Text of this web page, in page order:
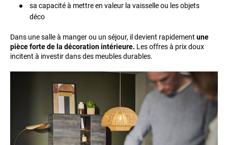
sa capacité à mettre en valeur la vaisselle ou les objets
déco
Dans une salle à manger ou un séjour, il devient rapidement une
pièce forte de la décoration intérieure. Les offres à prix doux
incitent à investir dans des meubles durables.